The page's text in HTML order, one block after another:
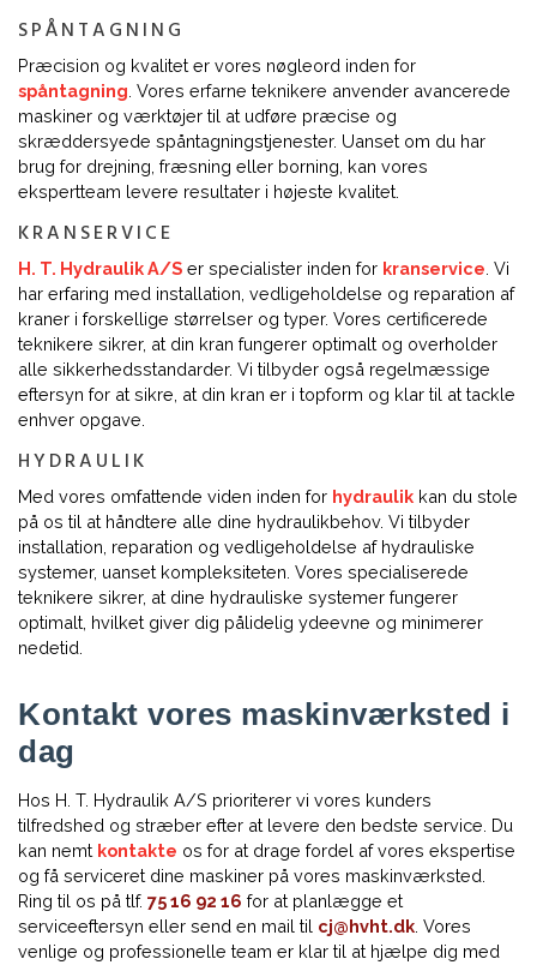
SPÅNTAGNING
Præcision og kvalitet er vores nøgleord inden for
spåntagning . Vores erfarne teknikere anvender avancerede
maskiner og værktøjer til at udføre præcise og
skræddersyede spåntagningstjenester. Uanset om du har
brug for drejning, fræsning eller borning, kan vores
ekspertteam levere resultater i højeste kvalitet.
KRANSERVICE
H. T. Hydraulik A/S er specialister inden for kranservice . Vi
har erfaring med installation, vedligeholdelse og reparation af
kraner i forskellige størrelser og typer. Vores certificerede
teknikere sikrer, at din kran fungerer optimalt og overholder
alle sikkerhedsstandarder. Vi tilbyder også regelmæssige
eftersyn for at sikre, at din kran er i topform og klar til at tackle
enhver opgave.
HYDRAULIK
Med vores omfattende viden inden for hydraulik kan du stole
på os til at håndtere alle dine hydraulikbehov. Vi tilbyder
installation, reparation og vedligeholdelse af hydrauliske
systemer, uanset kompleksiteten. Vores specialiserede
teknikere sikrer, at dine hydrauliske systemer fungerer
optimalt, hvilket giver dig pålidelig ydeevne og minimerer
nedetid.
Kontakt vores maskinværksted i
dag
Hos H. T. Hydraulik A/S prioriterer vi vores kunders
tilfredshed og stræber efter at levere den bedste service. Du
kan nemt kontakte os for at drage fordel af vores ekspertise
og få serviceret dine maskiner på vores maskinværksted.
Ring til os på tlf. 75 16 92 16 for at planlægge et
serviceeftersyn eller send en mail til cj@hvht.dk . Vores
venlige og professionelle team er klar til at hjælpe dig med